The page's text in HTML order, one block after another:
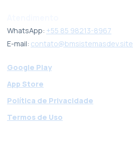
WhatsApp: +55 85 98213-8967
E-mail: contato@bmsistemasdev.site
Google Play
App Store
Política de Privacidade
Termos de Uso